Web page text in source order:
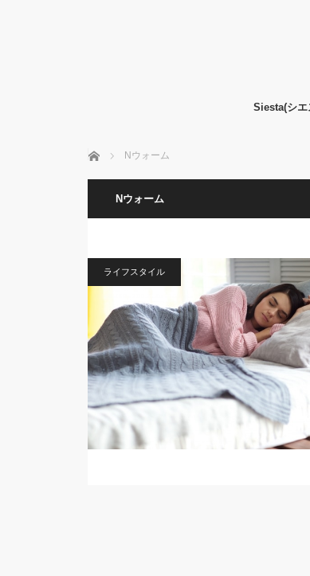
Siesta(シエ
ホーム Nウォーム
Nウォーム
ライフスタイル